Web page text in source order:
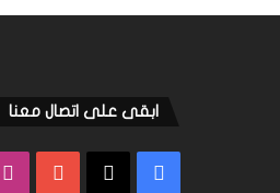
ابقى على اتصال معنا
فيسبوك ‫YouTube